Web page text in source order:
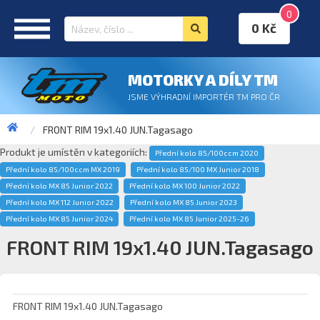
0
0 Kč
MOTORKY A DÍLY TM
JSME VÝHRADNÍ IMPORTÉR TM PRO ČR
FRONT RIM 19x1.40 JUN.Tagasago
Produkt je umístěn v kategoriích:
Přední kolo 85/100ccm 2020
Přední kolo 85/100ccm MX 2019
Přední kolo 85/100 MX Junior 2018
Přední kolo MX 85 Junior 2022
Přední kolo MX 100 Junior 2022
Přední kolo MX 112 Junior 2022
Přední kolo MX 85 Junior 2023
Přední kolo MX 85 Junior 2024
Přední kolo MX 85 Junior 2025-26
FRONT RIM 19x1.40 JUN.Tagasago
FRONT RIM 19x1.40 JUN.Tagasago